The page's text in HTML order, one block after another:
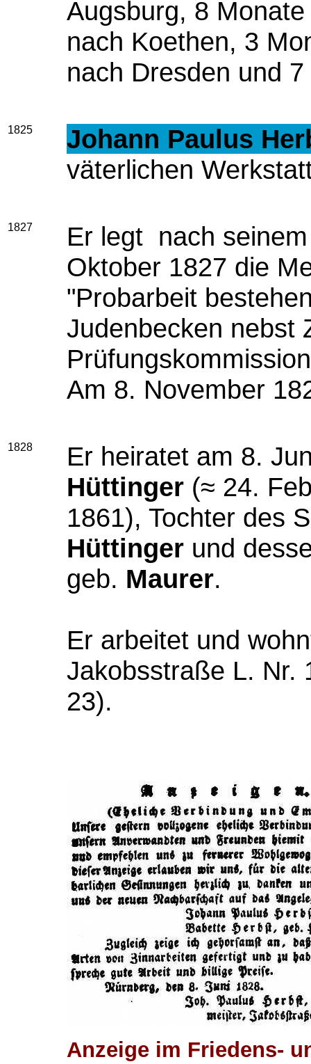
Augsburg, 8
nach Koethen, 3
nach Dresden und
1825
Johann Paulus
väterlichen
1827
Er legt nach
Oktober 1827 die
"Probarbeit
Judenbecken nebst
Am 8. November
1828
Er heiratet am 8.
Hüttinger (≈ 24.
1861), Tochter des
Hüttinger und
geb. Maurer.
Er arbeitet und
Jakobsstraße L. Nr.
23).
Anzeige im Friedens-